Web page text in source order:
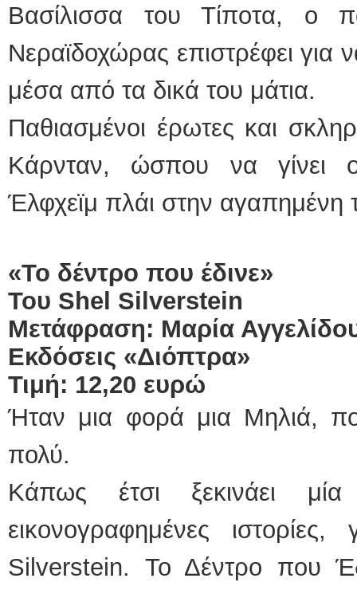
Βασίλισσα του Τίποτα, ο
Νεραϊδοχώρας επιστρέφει για
μέσα από τα δικά του μάτια.
Παθιασμένοι έρωτες και
Κάρνταν, ώσπου να γίνει
Έλφχεϊμ πλάι στην αγαπημένη
«Το δέντρο που έδινε»
Του Shel Silverstein
Μετάφραση: Μαρία
Εκδόσεις «Διόπτρα»
Τιμή: 12,20 ευρώ
Ήταν μια φορά μια Μηλιά,
πολύ.
Κάπως έτσι ξεκινάει
εικονογραφημένες
Silverstein. Το Δέντρο που